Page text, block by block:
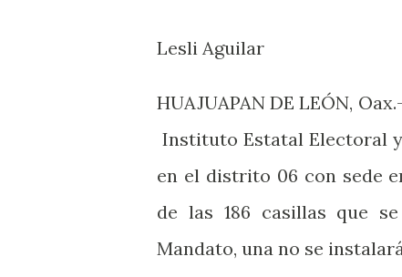
Lesli Aguilar
HUAJUAPAN DE LEÓN,
Instituto Estatal Electoral
en el distrito 06 con sede
de las 186 casillas que
Mandato, una no se